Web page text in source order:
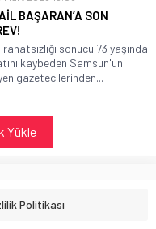
BAŞARAN’A SON
sonucu 73 yaşında
kaybeden Samsun'un
gazetecilerinden...
Yükle
Politikası